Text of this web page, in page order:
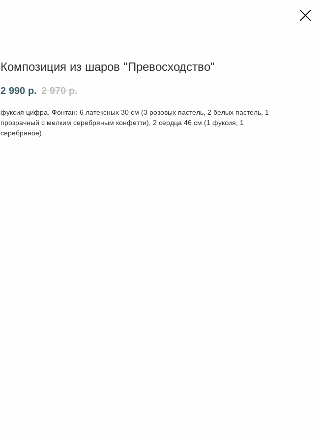
Композиция из шаров "Превосходство"
2 990 р. 2 970 р.
фуксия цифра. Фонтан: 6 латексных 30 см (3 розовых пастель, 2 белых пастель, 1
прозрачный с мелким серебряным конфетти), 2 сердца 46 см (1 фуксия, 1
серебряное).